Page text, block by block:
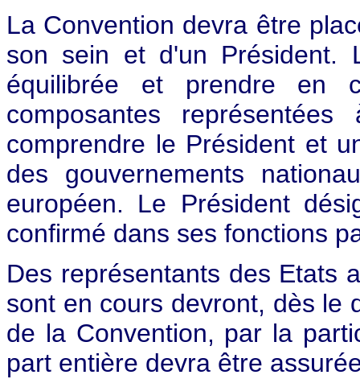
La Convention devra être
son sein et d'un Président.
équilibrée et prendre en
composantes
comprendre le Président et
des gouvernements
européen. Le Président
confirmé dans ses fonctions
Des représentants des Etats
sont en cours devront, dès le
de la Convention, par la
part entière devra être